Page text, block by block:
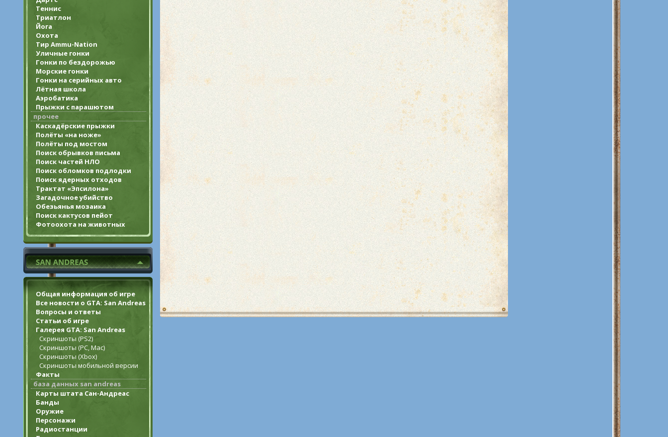
Теннис
Триатлон
Йога
Охота
Тир Ammu-Nation
Уличные гонки
Гонки по бездорожью
Морские гонки
Гонки на серийных авто
Лётная школа
Аэробатика
Прыжки с парашютом
прочее
Каскадёрские прыжки
Полёты «на ноже»
Полёты под мостом
Поиск обрывков письма
Поиск частей НЛО
Поиск обломков подлодки
Поиск ядерных отходов
Трактат «Эпсилона»
Загадочное убийство
Обезьянья мозаика
Поиск кактусов пейот
Фотоохота на животных
Общая информация об игре
Все новости о GTA: San Andreas
Вопросы и ответы
Статьи об игре
Галерея GTA: San Andreas
Скриншоты (PS2)
Скриншоты (PC, Mac)
Скриншоты (Xbox)
Скриншоты мобильной версии
Факты
база данных san andreas
Карты штата Сан-Андреас
Банды
Оружие
Персонажи
Радиостанции